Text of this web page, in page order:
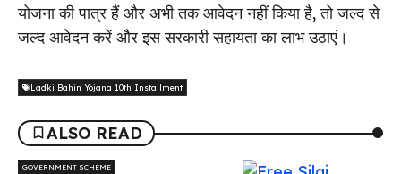
योजना की पात्र हैं और अभी तक आवेदन नहीं किया है, तो जल्द से
जल्द आवेदन करें और इस सरकारी सहायता का लाभ उठाएं।
Ladki Bahin Yojana 10th Installment
ALSO READ
GOVERNMENT SCHEME